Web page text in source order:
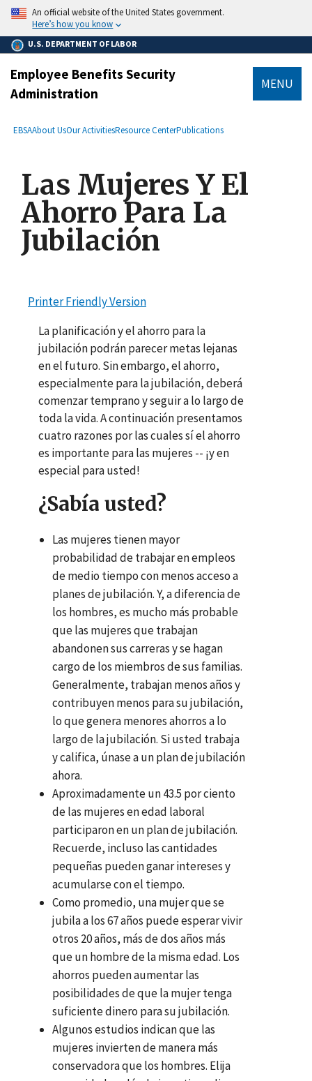
main
content
An official website of the United States government.
Here’s how you know
U.S. DEPARTMENT OF LABOR
Employee Benefits Security
Administration
MENU
Breadcrumb
EBSAAbout UsOur ActivitiesResource CenterPublications
Las Mujeres Y El
Ahorro Para La
Jubilación
Printer Friendly Version
La planificación y el ahorro para la
jubilación podrán parecer metas lejanas
en el futuro. Sin embargo, el ahorro,
especialmente para la jubilación, deberá
comenzar temprano y seguir a lo largo de
toda la vida. A continuación presentamos
cuatro razones por las cuales sí el ahorro
es importante para las mujeres -- ¡y en
especial para usted!
¿Sabía usted?
Las mujeres tienen mayor
probabilidad de trabajar en empleos
de medio tiempo con menos acceso a
planes de jubilación. Y, a diferencia de
los hombres, es mucho más probable
que las mujeres que trabajan
abandonen sus carreras y se hagan
cargo de los miembros de sus familias.
Generalmente, trabajan menos años y
contribuyen menos para su jubilación,
lo que genera menores ahorros a lo
largo de la jubilación. Si usted trabaja
y califica, únase a un plan de jubilación
ahora.
Aproximadamente un 43.5 por ciento
de las mujeres en edad laboral
participaron en un plan de jubilación.
Recuerde, incluso las cantidades
pequeñas pueden ganar intereses y
acumularse con el tiempo.
Como promedio, una mujer que se
jubila a los 67 años puede esperar vivir
otros 20 años, más de dos años más
que un hombre de la misma edad. Los
ahorros pueden aumentar las
posibilidades de que la mujer tenga
suficiente dinero para su jubilación.
Algunos estudios indican que las
mujeres invierten de manera más
conservadora que los hombres. Elija